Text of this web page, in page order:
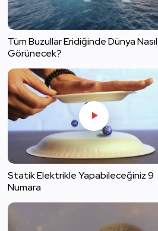
Tüm Buzullar Eridiğinde Dünya Nasıl
Görünecek?
Statik Elektrikle Yapabileceğiniz 9
Numara